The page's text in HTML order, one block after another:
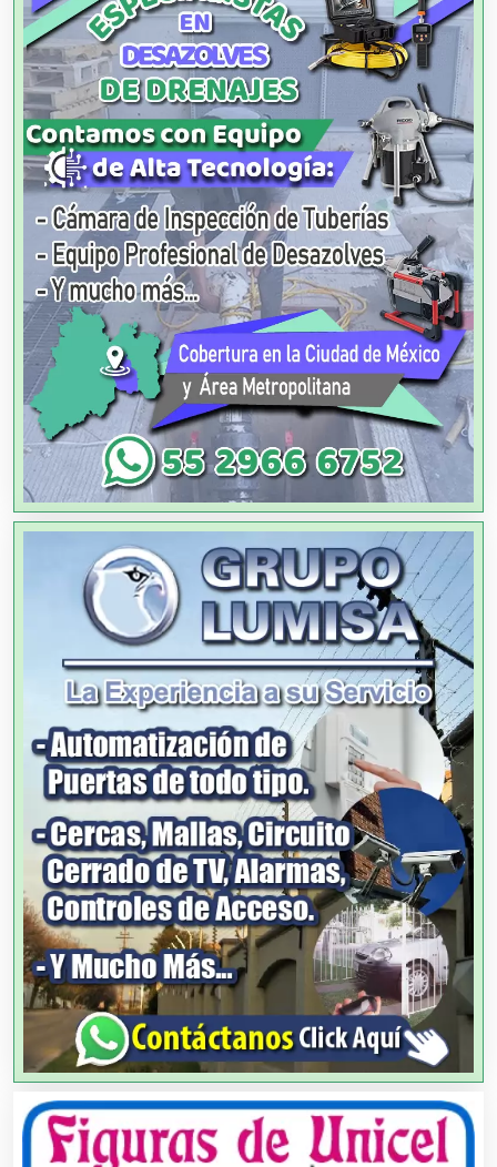
Alimentos
Almacenaje
Alquiler de Autos
Alquiler de Equipos para Fiestas
Alquiler de Sillas y Mesas
Alquiler de Trajes de Etiqueta
Alta Costura
Aluminio
Ambulancias
Análisis Clínicos
Análisis de Aguas
Animadores de Eventos
Aparatos y Equipos Eléctricos
Arquitectos